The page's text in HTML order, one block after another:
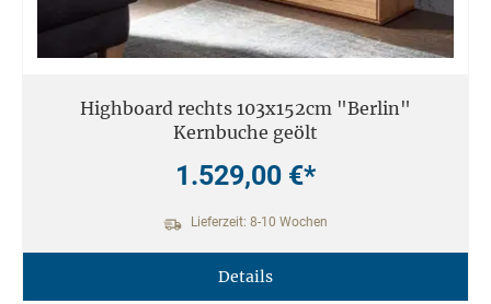
Highboard rechts 103x152cm "Berlin"
Kernbuche geölt
1.529,00 €*
Lieferzeit: 8-10 Wochen
Details